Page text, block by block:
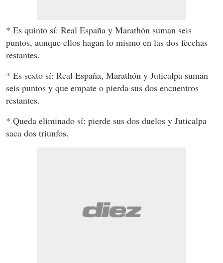
* Es quinto sí: Real España y Marathón suman seis
puntos, aunque ellos hagan lo mismo en las dos fecchas
restantes.
* Es sexto sí: Real España, Marathón y Juticalpa suman
seis puntos y que empate o pierda sus dos encuentros
restantes.
* Queda eliminado sí: pierde sus dos duelos y Juticalpa
saca dos triunfos.